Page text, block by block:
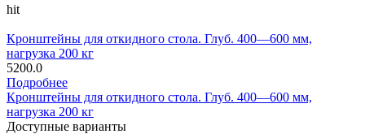
hit
Кронштейны для откидного стола. Глуб. 400—600 мм,
нагрузка 200 кг
5200.0
Подробнее
Кронштейны для откидного стола. Глуб. 400—600 мм,
нагрузка 200 кг
Доступные варианты